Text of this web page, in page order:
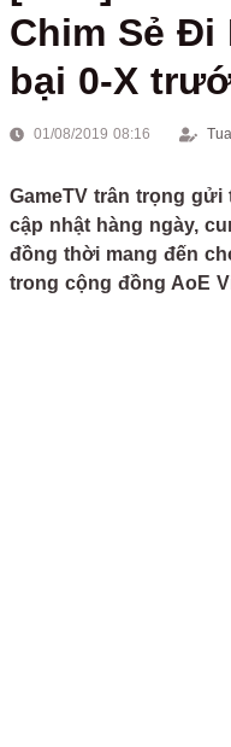
Chim Sẻ Đi
bại 0-X
01/08/2019 08:16
GameTV trân trọng
cập nhật hàng ngày,
đồng thời mang đến
trong cộng đồng AoE